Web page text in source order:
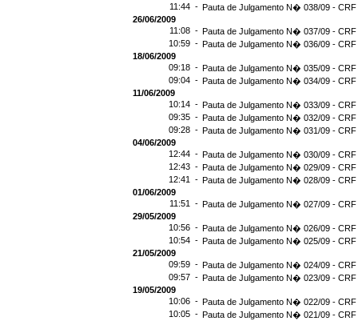
11:44 - Pauta de Julgamento N� 038/09 - CRF
26/06/2009
11:08 - Pauta de Julgamento N� 037/09 - CRF
10:59 - Pauta de Julgamento N� 036/09 - CRF
18/06/2009
09:18 - Pauta de Julgamento N� 035/09 - CRF
09:04 - Pauta de Julgamento N� 034/09 - CRF
11/06/2009
10:14 - Pauta de Julgamento N� 033/09 - CRF
09:35 - Pauta de Julgamento N� 032/09 - CRF
09:28 - Pauta de Julgamento N� 031/09 - CRF
04/06/2009
12:44 - Pauta de Julgamento N� 030/09 - CRF
12:43 - Pauta de Julgamento N� 029/09 - CRF
12:41 - Pauta de Julgamento N� 028/09 - CRF
01/06/2009
11:51 - Pauta de Julgamento N� 027/09 - CRF
29/05/2009
10:56 - Pauta de Julgamento N� 026/09 - CRF
10:54 - Pauta de Julgamento N� 025/09 - CRF
21/05/2009
09:59 - Pauta de Julgamento N� 024/09 - CRF
09:57 - Pauta de Julgamento N� 023/09 - CRF
19/05/2009
10:06 - Pauta de Julgamento N� 022/09 - CRF
10:05 - Pauta de Julgamento N� 021/09 - CRF